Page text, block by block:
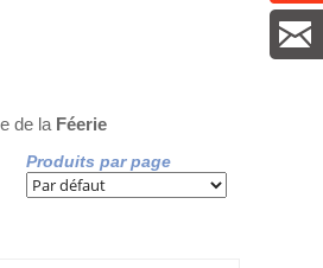
de la Féerie
Produits par page